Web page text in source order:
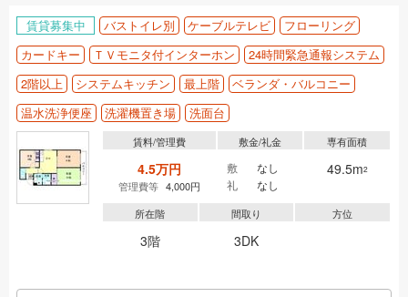
賃貸募集中 バストイレ別 ケーブルテレビ
フローリング
カードキー
ＴＶモニタ付インターホン
24時間緊急通報システム
2階以上
システムキッチン 最上階
ベランダ・バルコニー
温水洗浄便座
洗濯機置き場 洗面台
賃料/管理費
4.5万円
管理費等 4,000円
敷金/礼金
敷
なし
礼
なし
専有面積
49.5m2
所在階
3階
間取り
3DK
方位